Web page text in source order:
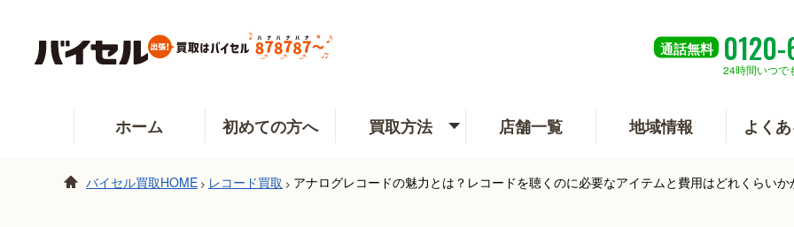
通話無料 0120-
24時間いつで
ホーム 初めての方へ 買取方法 店舗一覧 地域情報 よく
バイセル買取HOME > レコード買取 > アナログレコードの魅力とは？レコードを聴くのに必要なアイテムと費用はどれくらいか